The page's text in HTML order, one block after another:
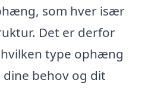
som hver især
Det er derfor
type ophæng
behov og dit